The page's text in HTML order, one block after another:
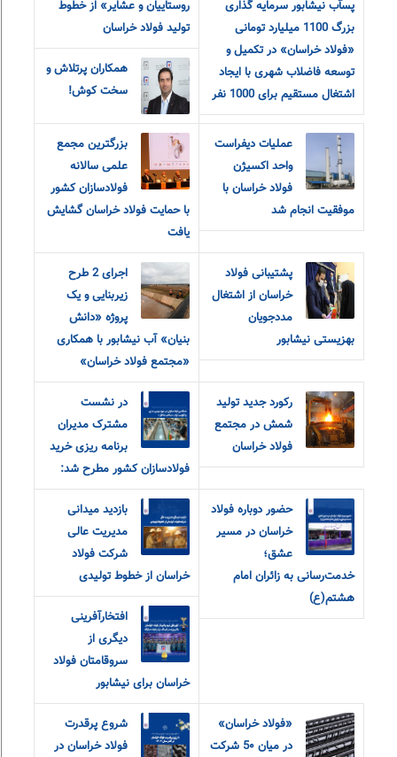
پسآب نیشابور سرمایه گذاری
بزرگ 1100 میلیارد تومانی
«فولاد خراسان» در تکمیل و
توسعه فاضلاب شهری با ایجاد
اشتغال مستقیم برای 1000 نفر
روستاییان و عشایر» از خطوط
تولید فولاد خراسان
همکاران پرتلاش و
سخت کوش!
عملیات دیفراست
واحد اکسیژن
فولاد خراسان با
موفقیت انجام شد
بزرگترین مجمع
علمی سالانه
فولادسازان کشور
با حمایت فولاد خراسان گشایش
یافت
پشتیبانی فولاد
خراسان از اشتغال
مددجویان
بهزیستی نیشابور
اجرای 2 طرح
زیربنایی و یک
پروژه «دانش
بنیان» آب نیشابور با همکاری
«مجتمع فولاد خراسان»
رکورد جدید تولید
شمش در مجتمع
فولاد خراسان
در نشست
مشترک مدیران
برنامه ریزی خرید
فولادسازان کشور مطرح شد:
حضور دوباره فولاد
خراسان در مسیر
عشق؛
خدمت‌رسانی به زائران امام
هشتم(ع)
بازدید میدانی
مدیریت عالی
شرکت فولاد
خراسان از خطوط تولیدی
افتخارآفرینی
دیگری از
سروقامتان فولاد
خراسان برای نیشابور
«فولاد خراسان»
در میان 5۰ شرکت
شروع پرقدرت
فولاد خراسان در